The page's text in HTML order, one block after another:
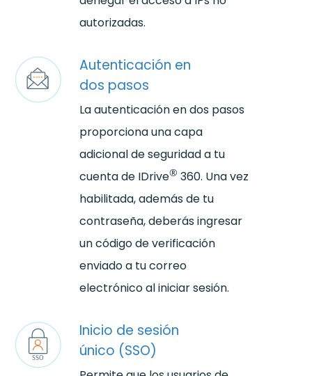
autorizadas.
Autenticación en
dos pasos
La autenticación en dos pasos
proporciona una capa
adicional de seguridad a tu
cuenta de IDrive® 360. Una vez
habilitada, además de tu
contraseña, deberás ingresar
un código de verificación
enviado a tu correo
electrónico al iniciar sesión.
Inicio de sesión
único (SSO)